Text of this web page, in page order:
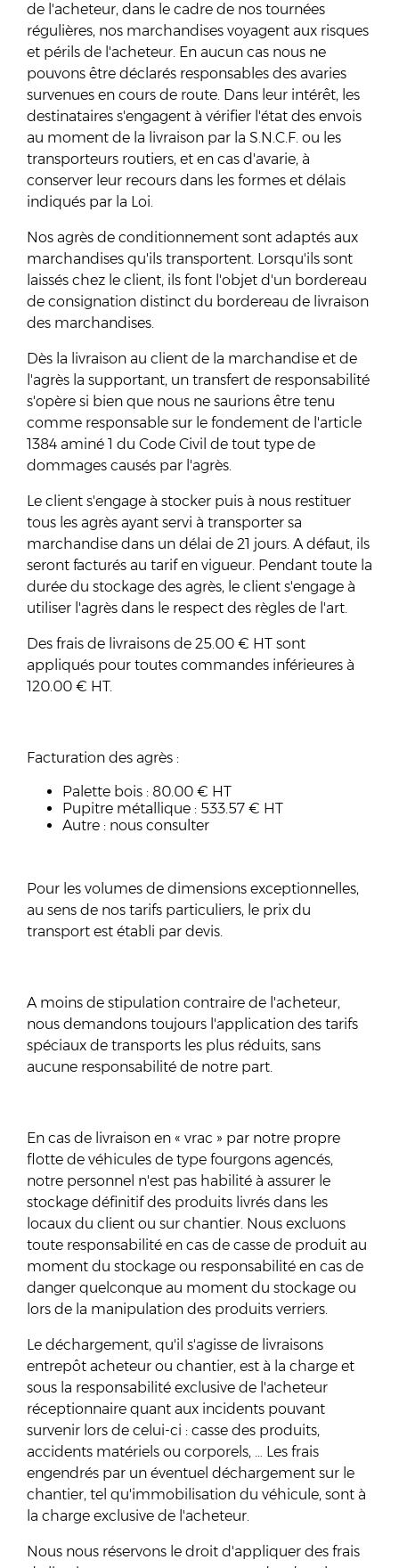
de l'acheteur, dans le cadre de nos tournées
régulières, nos marchandises voyagent aux risques
et périls de l'acheteur. En aucun cas nous ne
pouvons être déclarés responsables des avaries
survenues en cours de route. Dans leur intérêt, les
destinataires s'engagent à vérifier l'état des envois
au moment de la livraison par la S.N.C.F. ou les
transporteurs routiers, et en cas d'avarie, à
conserver leur recours dans les formes et délais
indiqués par la Loi.
Nos agrès de conditionnement sont adaptés aux
marchandises qu'ils transportent. Lorsqu'ils sont
laissés chez le client, ils font l'objet d'un bordereau
de consignation distinct du bordereau de livraison
des marchandises.
Dès la livraison au client de la marchandise et de
l'agrès la supportant, un transfert de responsabilité
s'opère si bien que nous ne saurions être tenu
comme responsable sur le fondement de l'article
1384 aminé 1 du Code Civil de tout type de
dommages causés par l'agrès.
Le client s'engage à stocker puis à nous restituer
tous les agrès ayant servi à transporter sa
marchandise dans un délai de 21 jours. A défaut, ils
seront facturés au tarif en vigueur. Pendant toute la
durée du stockage des agrès, le client s'engage à
utiliser l'agrès dans le respect des règles de l'art.
Des frais de livraisons de 25.00 € HT sont
appliqués pour toutes commandes inférieures à
120.00 € HT.
Facturation des agrès :
Palette bois : 80.00 € HT
Pupitre métallique : 533.57 € HT
Autre : nous consulter
Pour les volumes de dimensions exceptionnelles,
au sens de nos tarifs particuliers, le prix du
transport est établi par devis.
A moins de stipulation contraire de l'acheteur,
nous demandons toujours l'application des tarifs
spéciaux de transports les plus réduits, sans
aucune responsabilité de notre part.
En cas de livraison en « vrac » par notre propre
flotte de véhicules de type fourgons agencés,
notre personnel n'est pas habilité à assurer le
stockage définitif des produits livrés dans les
locaux du client ou sur chantier. Nous excluons
toute responsabilité en cas de casse de produit au
moment du stockage ou responsabilité en cas de
danger quelconque au moment du stockage ou
lors de la manipulation des produits verriers.
Le déchargement, qu'il s'agisse de livraisons
entrepôt acheteur ou chantier, est à la charge et
sous la responsabilité exclusive de l'acheteur
réceptionnaire quant aux incidents pouvant
survenir lors de celui-ci : casse des produits,
accidents matériels ou corporels, … Les frais
engendrés par un éventuel déchargement sur le
chantier, tel qu'immobilisation du véhicule, sont à
la charge exclusive de l'acheteur.
Nous nous réservons le droit d'appliquer des frais